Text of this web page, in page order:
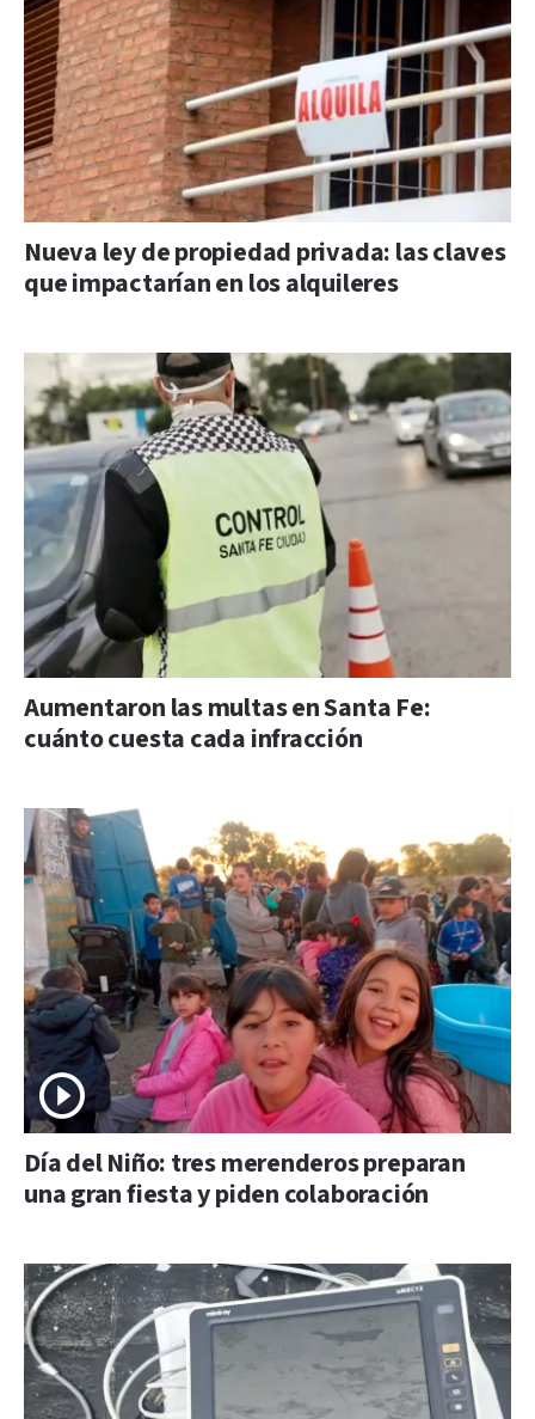
Nueva ley de propiedad privada: las claves
que impactarían en los alquileres
Aumentaron las multas en Santa Fe:
cuánto cuesta cada infracción
Día del Niño: tres merenderos preparan
una gran fiesta y piden colaboración